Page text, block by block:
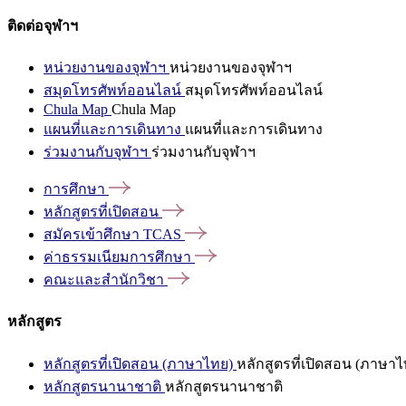
ติดต่อจุฬาฯ
หน่วยงานของจุฬาฯ หน่วยงานของจุฬาฯ
สมุดโทรศัพท์ออนไลน์ สมุดโทรศัพท์ออนไลน์
Chula Map Chula Map
แผนที่และการเดินทาง แผนที่และการเดินทาง
ร่วมงานกับจุฬาฯ ร่วมงานกับจุฬาฯ
การศึกษา
หลักสูตรที่เปิดสอน
สมัครเข้าศึกษา TCAS
ค่าธรรมเนียมการศึกษา
คณะและสำนักวิชา
หลักสูตร
หลักสูตรที่เปิดสอน (ภาษาไทย) หลักสูตรที่เปิดสอน (ภาษาไ
หลักสูตรนานาชาติ หลักสูตรนานาชาติ